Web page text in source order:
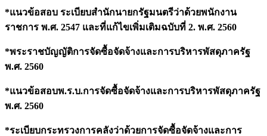
*แนวข้อสอบ ระเบียบสำนักนายกรัฐมนตรีว่าด้วยพนักงาน
ราชการ พ.ศ. 2547 และที่แก้ไขเพิ่มเติมฉบับที่ 2. พ.ศ. 2560
*พระราชบัญญัติการจัดซื้อจัดจ้างและการบริหารพัสดุภาครัฐ
พ.ศ. 2560
*แนวข้อสอบพ.ร.บ.การจัดซื้อจัดจ้างและการบริหารพัสดุภาครัฐ
พ.ศ. 2560
*ระเบียบกระทรวงการคลังว่าด้วยการจัดซื้อจัดจ้างและการ